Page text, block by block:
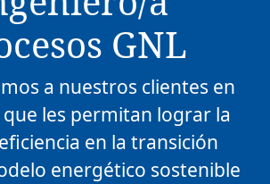
GNL
a nuestros clientes en
les permitan lograr la
en la transición
energético sostenible